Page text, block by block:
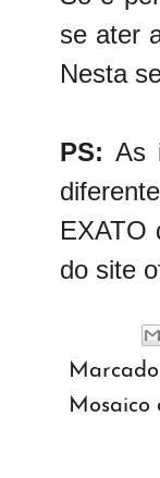
se ater
Nesta
PS: As
EXATO
do site
Mosaico